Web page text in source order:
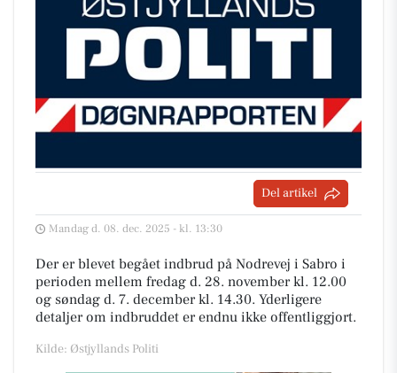
Del artikel
Mandag d. 08. dec. 2025 - kl. 13:30
Der er blevet begået indbrud på Nodrevej i Sabro i
perioden mellem fredag d. 28. november kl. 12.00
og søndag d. 7. december kl. 14.30. Yderligere
detaljer om indbruddet er endnu ikke offentliggjort.
Kilde: Østjyllands Politi